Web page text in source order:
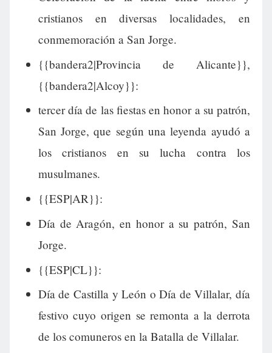
cristianos en diversas localidades, en
conmemoración a San Jorge.
{{bandera2|Provincia de Alicante}},
{{bandera2|Alcoy}}:
tercer día de las fiestas en honor a su patrón,
San Jorge, que según una leyenda ayudó a
los cristianos en su lucha contra los
musulmanes.
{{ESP|AR}}:
Día de Aragón, en honor a su patrón, San
Jorge.
{{ESP|CL}}:
Día de Castilla y León o Día de Villalar, día
festivo cuyo origen se remonta a la derrota
de los comuneros en la Batalla de Villalar.